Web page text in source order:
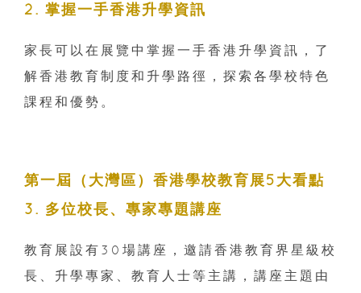
2. 掌握一手香港升學資訊
家長可以在展覽中掌握一手香港升學資訊，了
解香港教育制度和升學路徑，探索各學校特色
課程和優勢。
第一屆（大灣區）香港學校教育展5大看點
3. 多位校長、專家專題講座
教育展設有30場講座，邀請香港教育界星級校
長、升學專家、教育人士等主講，講座主題由